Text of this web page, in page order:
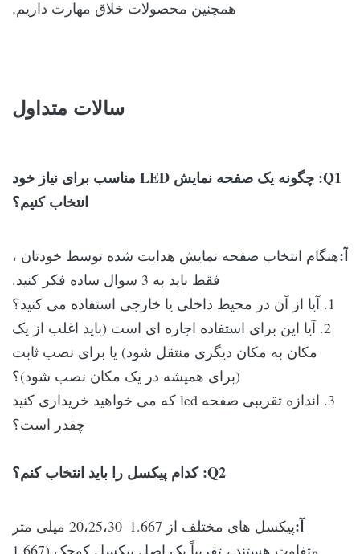
همچنین محصولات خلاق مهارت داریم.
سالات متداول
Q1: چگونه یک صفحه نمایش LED مناسب برای نیاز خود
انتخاب کنیم؟
آ:هنگام انتخاب صفحه نمایش هدایت شده توسط خودتان ،
فقط باید به 3 سوال ساده فکر کنید.
1. آیا از آن در محیط داخلی یا خارجی استفاده می کنید؟
2. آیا این برای استفاده اجاره ای است (باید اغلب از یک
مکان به مکان دیگری منتقل شود) یا برای نصب ثابت
(برای همیشه در یک مکان نصب شود)؟
3. اندازه تقریبی صفحه led که می خواهید خریداری کنید
چقدر است؟
Q2: کدام پیکسل را باید انتخاب کنم؟
آ:
پیکسل های مختلف از 1.667–20،25،30 میلی متر
متفاوت هستند ، تقریباً یک اصل پیکسل کوچک (1.667